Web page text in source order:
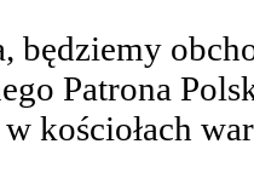
będziemy
Patrona
kościołach